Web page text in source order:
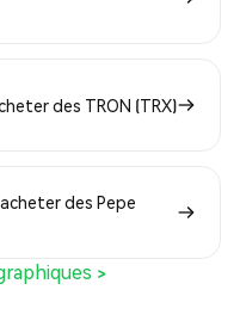
des TRON (TRX)
des Pepe
>